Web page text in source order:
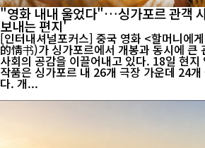
"영화 내내 울었다"…싱가포르 관객
보내는 편지'
[인터내셔널포커스] 중국 영화 <할머니에
的情书)가 싱가포르에서 개봉과 동시에 큰
사회의 공감을 이끌어내고 있다. 18일 현지 영화업계에 따르면 이
작품은 싱가포르 내 26개 극장 가운데 24
다. 개...